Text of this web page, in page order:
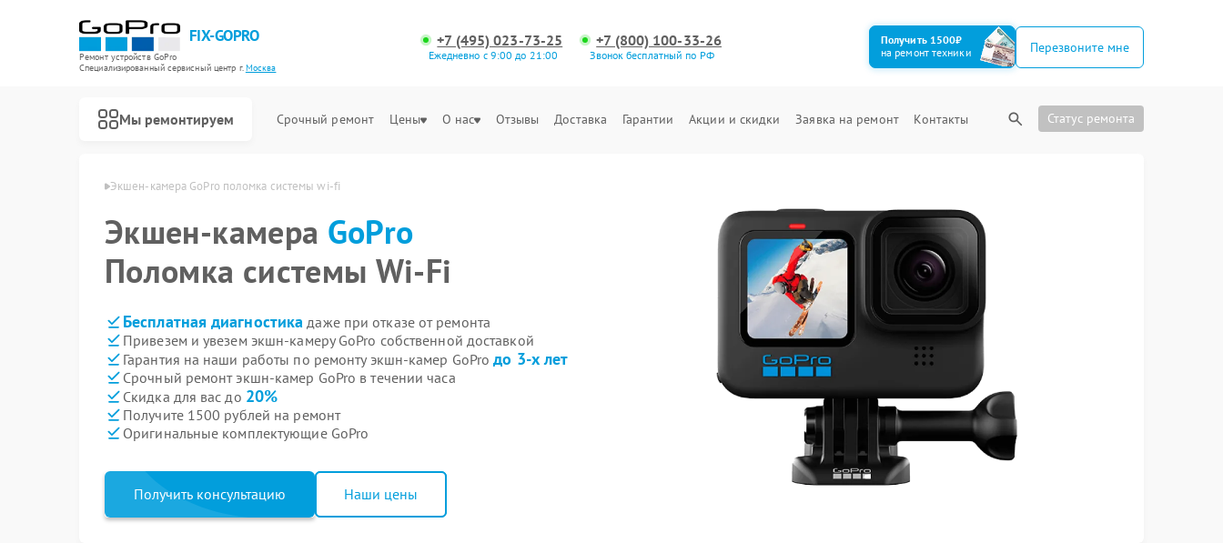
FIX-GOPRO
Ремонт устройств GoPro
Специализированный cервисный центр г.Москва
+7 (495) 023-73-25
Ежедневно с 9:00 до 21:00
+7 (800) 100-33-26
Звонок бесплатный по РФ
Получить 1500₽
на ремонт техники
Перезвоните мне
Мы ремонтируем Срочный ремонт Цены О нас Отзывы Доставка Гарантии Акции и скидки Заявка на ремонт Контакты Статус ремонта
Экшен-камера GoPro поломка системы wi-fi
Экшен-камера GoPro
Поломка системы Wi-Fi
Бесплатная диагностика даже при отказе от ремонта
Привезем и увезем экшн-камеру GoPro собственной доставкой
Гарантия на наши работы по ремонту экшн-камер GoProдо 3-х лет
Срочный ремонт экшн-камер GoPro в течении часа
Скидка для вас до 20%
Получите 1500 рублей на ремонт
Оригинальные комплектующие GoPro
Получить консультацию Наши цены